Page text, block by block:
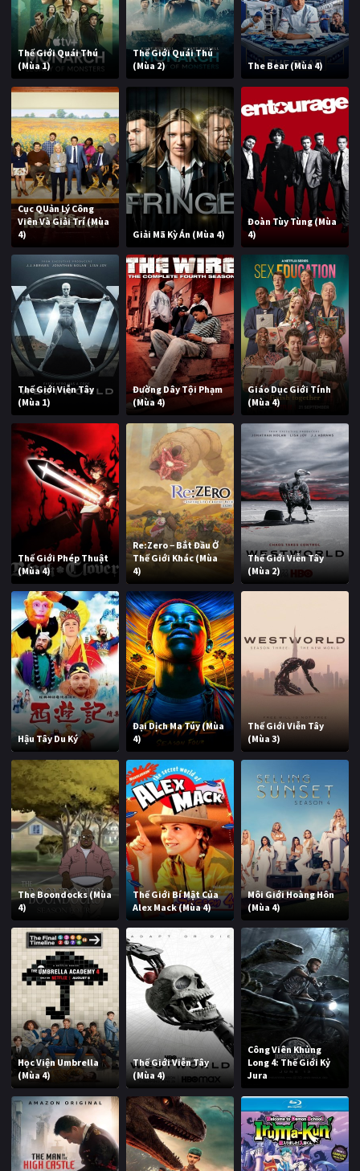
Thế Giới Quái Thú
(Mùa 1)
Thế Giới Quái Thú
(Mùa 2)
The Bear (Mùa 4)
Cục QUản Lý Công
Viên Và Giải Trí (Mùa
4)
Giải Mã Kỳ Án (Mùa 4)
Đoàn Tùy Tùng (Mùa
4)
Thế Giới Viễn Tây
(Mùa 1)
Đường Dây Tội Phạm
(Mùa 4)
Giáo Dục Giới Tính
(Mùa 4)
Thế Giới Phép Thuật
(Mùa 4)
Re:Zero − Bắt Đầu Ở
Thế Giới Khác (Mùa
4)
Thế Giới Viễn Tây
(Mùa 2)
Hậu Tây Du Ký
Đại Dịch Ma Túy (Mùa
4)
Thế Giới Viễn Tây
(Mùa 3)
The Boondocks (Mùa
4)
Thế Giới Bí Mật Của
Alex Mack (Mùa 4)
Môi Giới Hoàng Hôn
(Mùa 4)
Học Viện Umbrella
(Mùa 4)
Thế Giới Viễn Tây
(Mùa 4)
Công Viên Khủng
Long 4: Thế Giới Kỷ
Jura